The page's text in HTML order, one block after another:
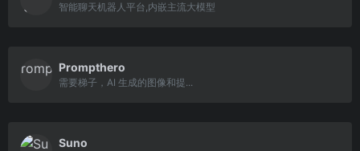
智能聊天机器人平台,内嵌主流大模型
Prompthero
需要梯子，AI 生成的图像和提...
Suno